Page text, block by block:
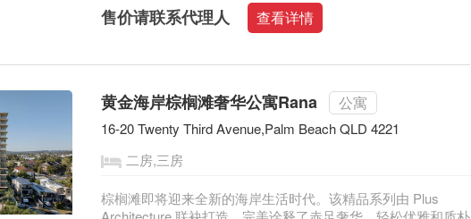
售价请联系代理人 查看详情
黄金海岸棕榈滩奢华公寓Rana 公寓
16-20 Twenty Third Avenue,Palm Beach QLD 4221
二房,三房
棕榈滩即将迎来全新的海岸生活时代。该精品系列由 Plus